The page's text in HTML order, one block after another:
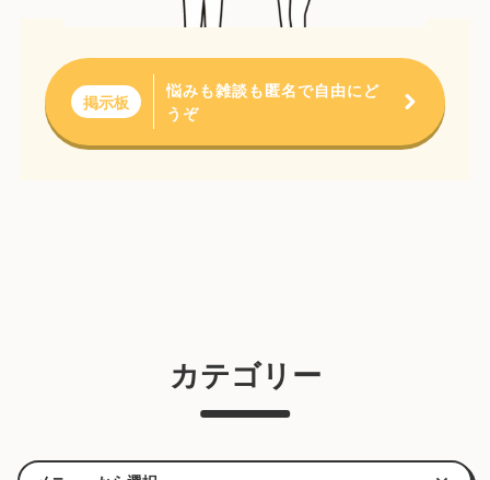
掲示板
悩みも雑談も匿名で自由にど
うぞ
カテゴリー